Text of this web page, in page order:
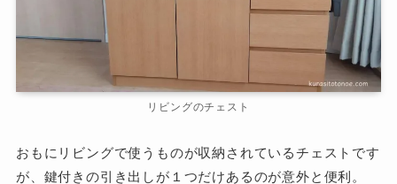
リビングのチェスト
おもにリビングで使うものが収納されているチェストです
が、鍵付きの引き出しが１つだけあるのが意外と便利。